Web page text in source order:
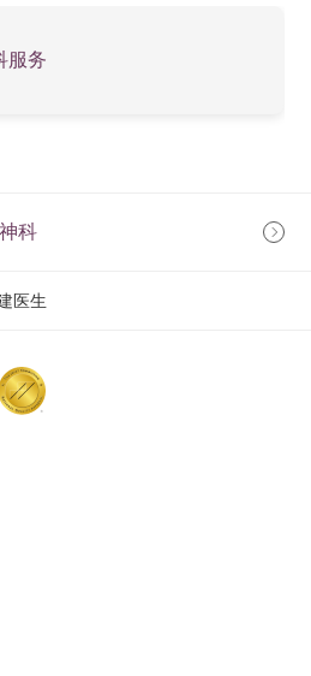
服务
科
医生